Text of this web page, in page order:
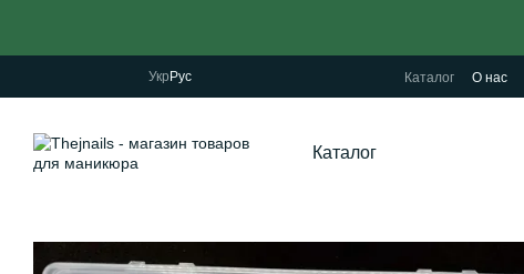
Укр Рус Каталог О нас
Каталог